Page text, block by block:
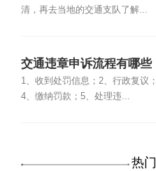
清，再去当地的交通支队了解...
交通违章申诉流程有哪些
1、收到处罚信息；2、行政复议
4、缴纳罚款；5、处理违...
热